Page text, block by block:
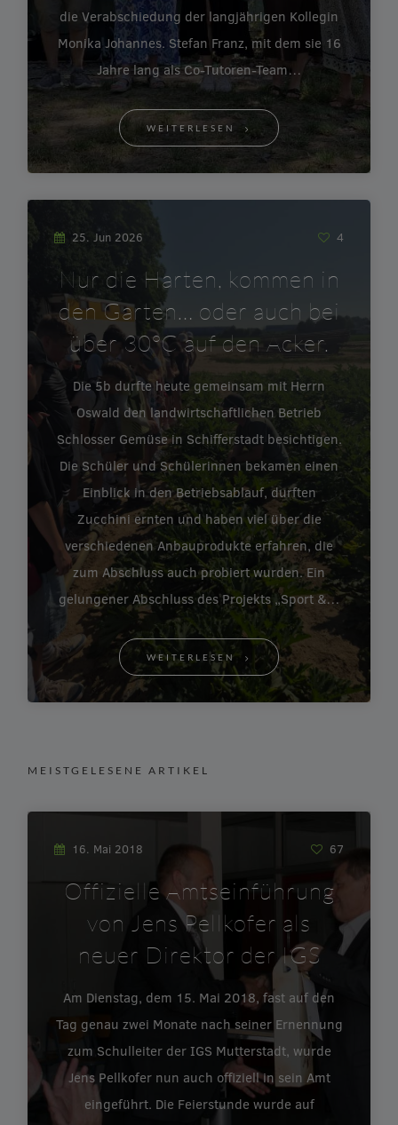
die Verabschiedung der langjährigen Kollegin
Monika Johannes. Stefan Franz, mit dem sie 16
Jahre lang als Co-Tutoren-Team…
WEITERLESEN
25. Jun 2026 4
Nur die Harten, kommen in
den Garten… oder auch bei
über 30°C auf den Acker.
Die 5b durfte heute gemeinsam mit Herrn
Oswald den landwirtschaftlichen Betrieb
Schlosser Gemüse in Schifferstadt besichtigen.
Die Schüler und Schülerinnen bekamen einen
Einblick in den Betriebsablauf, durften
Zucchini ernten und haben viel über die
verschiedenen Anbauprodukte erfahren, die
zum Abschluss auch probiert wurden. Ein
gelungener Abschluss des Projekts „Sport &…
WEITERLESEN
MEISTGELESENE ARTIKEL
16. Mai 2018 67
Offizielle Amtseinführung
von Jens Pellkofer als
neuer Direktor der IGS
Am Dienstag, dem 15. Mai 2018, fast auf den
Tag genau zwei Monate nach seiner Ernennung
zum Schulleiter der IGS Mutterstadt, wurde
Jens Pellkofer nun auch offiziell in sein Amt
eingeführt. Die Feierstunde wurde auf